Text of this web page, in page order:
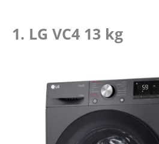
1. LG VC4 13 kg